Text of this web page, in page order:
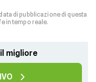
di pubblicazione di questa
in tempo reale.
migliore